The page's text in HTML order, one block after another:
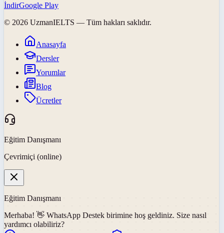
İndirGoogle Play
© 2026 UzmanIELTS — Tüm hakları saklıdır.
Anasayfa
Dersler
Yorumlar
Blog
Ücretler
Eğitim Danışmanı
Çevrimiçi (online)
Eğitim Danışmanı
Merhaba! 👋 WhatsApp Destek birimine hoş geldiniz. Size nasıl
yardımcı olabiliriz?